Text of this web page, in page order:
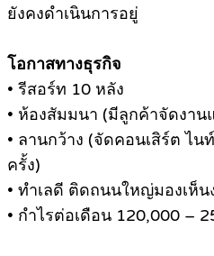
ยังคงดำเนินการอยู่
โอกาสทางธุรกิจ
• รีสอร์ท 10 หลัง
• ห้องสัมมนา (มีลูกค้าจัดงา
• ลานกว้าง (จัดคอนเสิร์ต ไน
ครั้ง)
• ทำเลดี ติดถนนใหญ่มองเห็น
• กำไรต่อเดือน 120,000 –